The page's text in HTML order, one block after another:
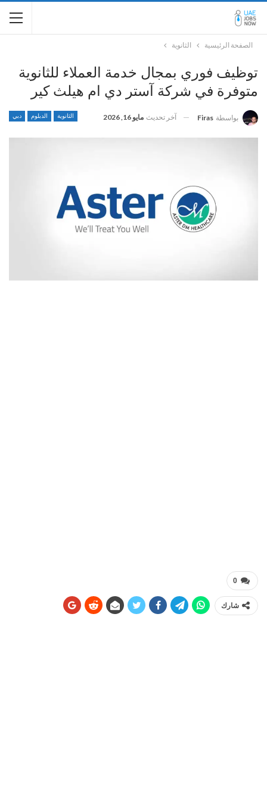
الصفحة الرئيسية الثانوية
توظيف فوري بمجال خدمة العملاء للثانوية
متوفرة في شركة آستر دي ام هيلث كير
الثانوية الدبلوم دبي بواسطة Firas آخر تحديث مايو 16, 2026
0
شارك